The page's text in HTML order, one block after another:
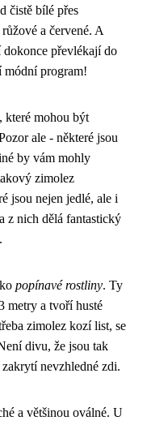
čistě bílé přes
a červené. A
dokonce převlékají do
módní program!
, které mohou být
ale - některé jsou
by vám mohly
zimolez
jsou nejen jedlé, ale i
z nich dělá fantastický
popínavé rostliny. Ty
metry a tvoří husté
zimolez kozí list, se
divu, že jsou tak
nevzhledné zdi.
a většinou oválné. U